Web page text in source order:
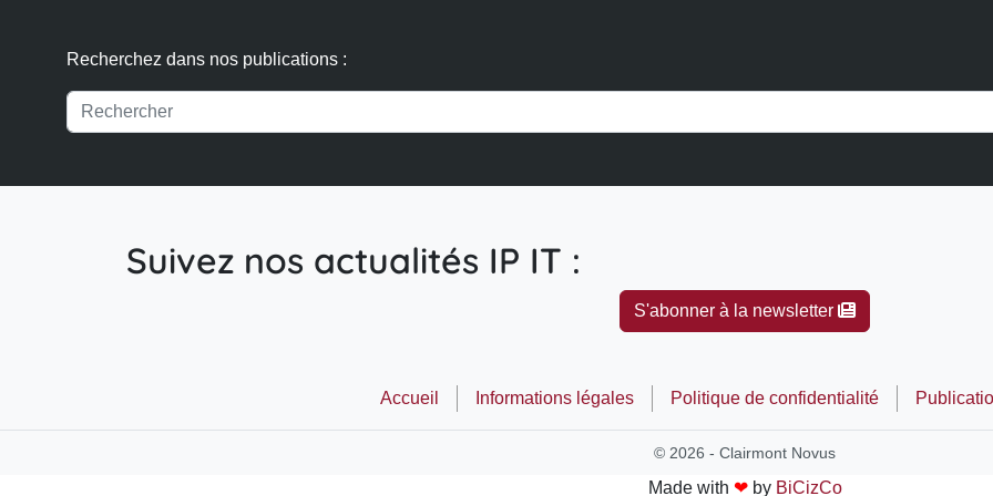
Recherchez dans nos publications :
Suivez nos actualités IP IT :
S'abonner à la newsletter
Accueil Informations légales Politique de confidentialité
© 2026 - Clairmont Novus
Made with ❤by BiCizCo